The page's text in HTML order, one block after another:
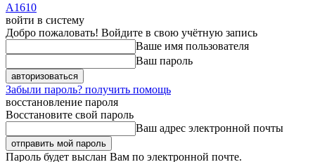
A1610
войти в систему
Добро пожаловать! Войдите в свою учётную запись
Ваше имя пользователя
Ваш пароль
Забыли пароль? получить помощь
восстановление пароля
Восстановите свой пароль
Ваш адрес электронной почты
Пароль будет выслан Вам по электронной почте.